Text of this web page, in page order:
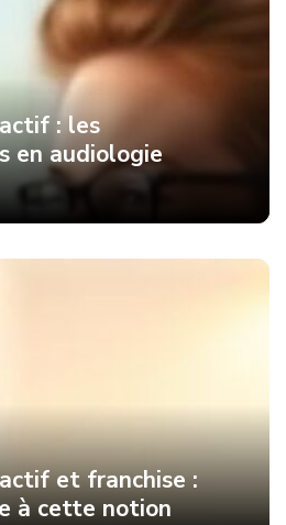
: les
en audiologie
et franchise :
à cette notion